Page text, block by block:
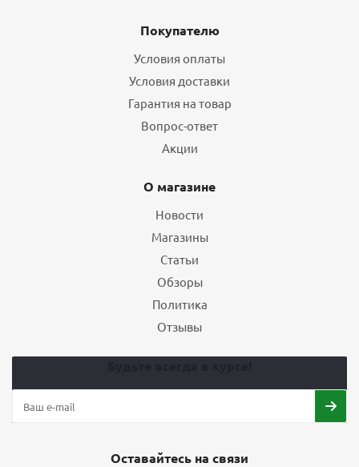
Покупателю
Условия оплаты
Условия доставки
Гарантия на товар
Вопрос-ответ
Акции
О магазине
Новости
Магазины
Статьи
Обзоры
Политика
Отзывы
Оставайтесь на связи